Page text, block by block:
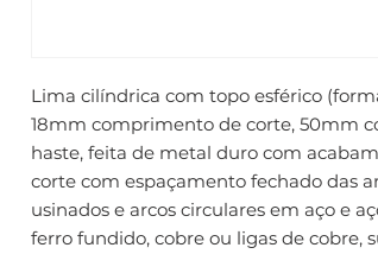
Lima cilíndrica com topo esférico
18mm comprimento de corte, 50mm
haste, feita de metal duro com
corte com espaçamento fechado das
usinados e arcos circulares em aço e
ferro fundido, cobre ou ligas de cobre,